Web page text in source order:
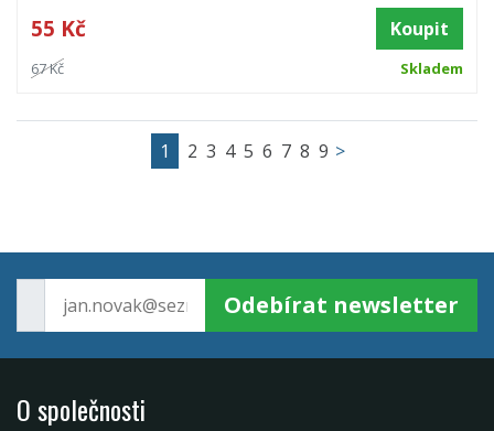
55 Kč Koupit
67 Kč Skladem
1 2 3 4 5 6 7 8 9 >
Odebírat newsletter
O společnosti